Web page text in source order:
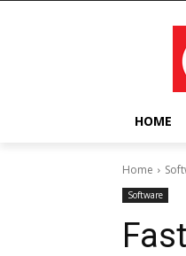
HOME
Home
Software